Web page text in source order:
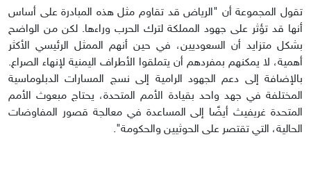
تقول المجموعة أن "الرياض قد تقاوم مثل هذه المبادرة على أساس
أنها قد تؤثر على جهود المملكة لترك الحرب وراءها. لكن من الواضح
بشكل متزايد أن السعوديين، في حين أنهم الممثل الرئيسي الأكثر
أهمية، لا يمكنهم بمفردهم أن يتملقوا الأطراف اليمنية لإنهاء الصراع.
بالإضافة إلى دعم الجهود الرامية إلى نسج المسارات الدبلوماسية
المختلفة في جهد واحد بقيادة الأمم المتحدة، يحتاج مبعوث الأمم
المتحدة غريفيث أيضًا إلى المساعدة في معالجة قصور المفاوضات
الحالية، التي تقتصر على الحوثيين والحكومة".